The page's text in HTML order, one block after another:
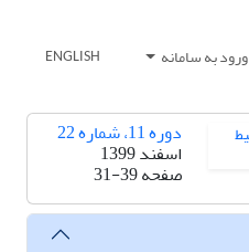
ورود به سامانه ENGLISH
دوره 11، شماره 22
اسفند 1399
صفحه31-39